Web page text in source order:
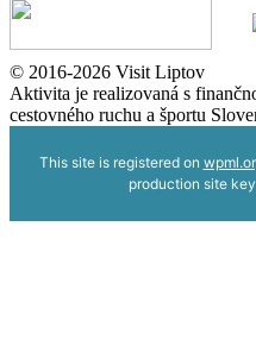
© 2016-2026 Visit Liptov
Aktivita je realizovaná s
cestovného ruchu a športu
This site is registered on
production site